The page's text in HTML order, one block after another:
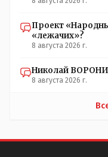
Проект
«лежачих»?
8 августа 2026 г.
Николай
8 августа 2026 г.